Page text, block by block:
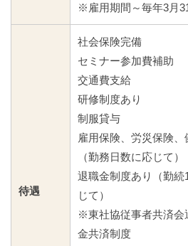
※雇用期間～毎年3月
待遇
社会保険完備
セミナー参加費補助
交通費支給
研修制度あり
制服貸与
雇用保険、労災保険
（勤務日数に応じて）
退職金制度あり（勤
じて）
※東社協従事者共済会
金共済制度